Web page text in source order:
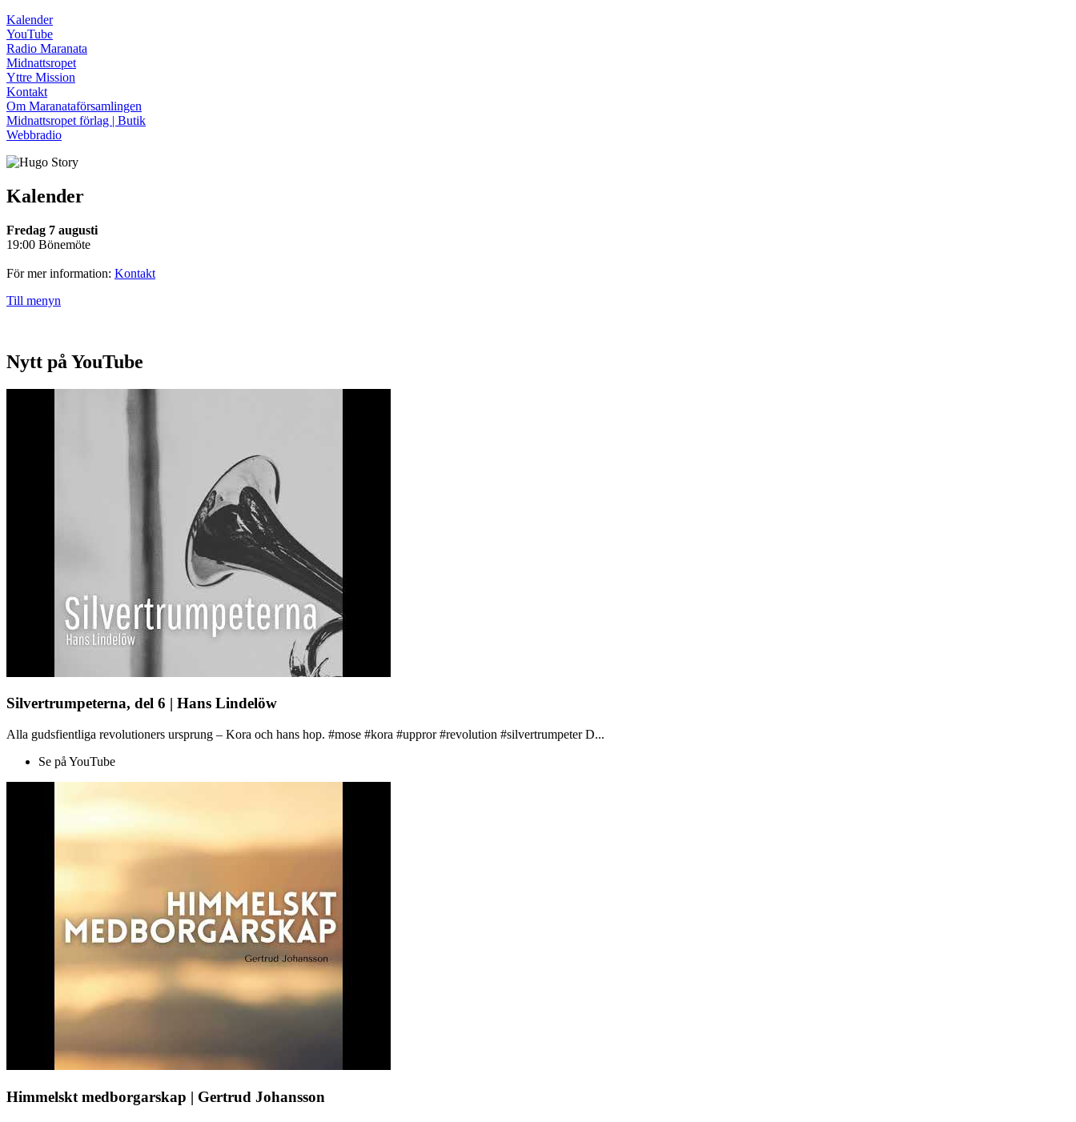
Kalender
YouTube
Radio Maranata
Midnattsropet
Yttre Mission
Kontakt
Om Maranataförsamlingen
Midnattsropet förlag | Butik
Webbradio
Kalender
Fredag 7 augusti
19:00 Bönemöte
För mer information: Kontakt
Till menyn
Nytt på YouTube
Silvertrumpeterna, del 6 | Hans Lindelöw
Alla gudsfientliga revolutioners ursprung – Kora och hans hop. #mose #kora #uppror #revolution #silvertrumpeter D...
Se på YouTube
Himmelskt medborgarskap | Gertrud Johansson